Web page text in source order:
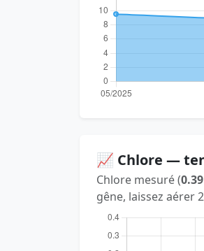
📈 Chlore —
Chlore mesuré (
gêne, laissez aérer